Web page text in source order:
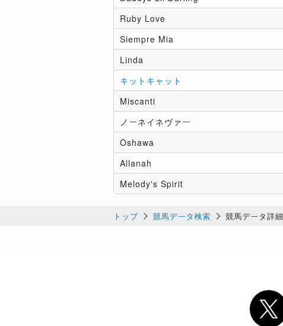
Ruby Love
Siempre Mia
Linda
キットキャット
Miscanti
ノーネイネヴァー
Oshawa
Allanah
Melody's Spirit
トップ 競馬データ検索 競馬データ詳細